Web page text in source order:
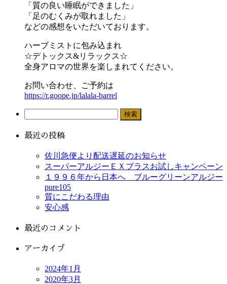
「質の良い睡眠ができました」
「足のむくみが取れました」
などの感想をいただいております。
ハーブミストに包み込まれ
☆デトックス&リラックス☆
全身アロマの世界を楽しまれてください。
お問い合わせ、ご予約は
https://r.goope.jp/lalala-barrel
最近の投稿
佐川急便より配送遅延のお知らせ
スーパーアルジーＥＸプラスお試しキャンペーン
１９９６年から日本へ ブルーグリーンアルジー
pure105
質にこだわる理由
安心感
最近のコメント
アーカイブ
2024年1月
2020年3月